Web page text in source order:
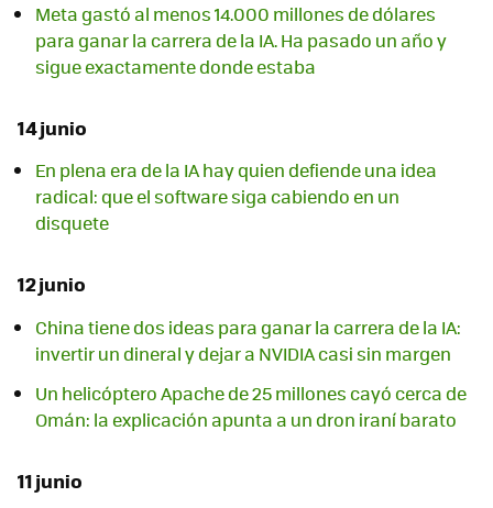
Meta gastó al menos 14.000 millones de dólares
para ganar la carrera de la IA. Ha pasado un año y
sigue exactamente donde estaba
14 junio
En plena era de la IA hay quien defiende una idea
radical: que el software siga cabiendo en un
disquete
12 junio
China tiene dos ideas para ganar la carrera de la IA:
invertir un dineral y dejar a NVIDIA casi sin margen
Un helicóptero Apache de 25 millones cayó cerca de
Omán: la explicación apunta a un dron iraní barato
11 junio